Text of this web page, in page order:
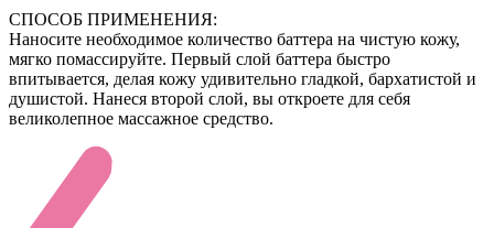
СПОСОБ ПРИМЕНЕНИЯ:
Наносите необходимое количество баттера на чистую кожу,
мягко помассируйте. Первый слой баттера быстро
впитывается, делая кожу удивительно гладкой, бархатистой и
душистой. Нанеся второй слой, вы откроете для себя
великолепное массажное средство.